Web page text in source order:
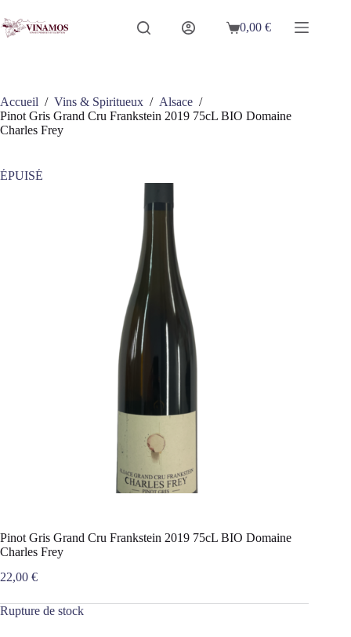
au
contenu
Panier
0,00€
Accueil / Vins & Spiritueux / Alsace /
Pinot Gris Grand Cru Frankstein 2019 75cL BIO Domaine
Charles Frey
ÉPUISÉ
Pinot Gris Grand Cru Frankstein 2019 75cL BIO Domaine
Charles Frey
22,00 €
Rupture de stock